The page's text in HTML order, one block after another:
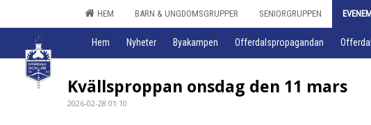
HEM BARN & UNGDOMSGRUPPER SENIORGRUPPEN
Hem Nyheter Byakampen Offerdalspropagandan
Kvällsproppan onsdag den 11 mars
2026-02-28 01:10